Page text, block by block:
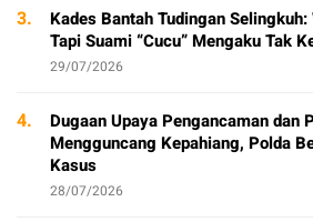
3.
Kades Bantah Tudingan
Tapi Suami “Cucu” Mengaku Tak
29/07/2026
4.
Dugaan Upaya Pengancaman dan
Mengguncang Kepahiang, Polda
Kasus
28/07/2026